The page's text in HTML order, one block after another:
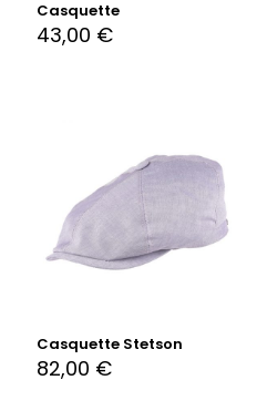
Casquette
43,00 €
Casquette Stetson
82,00 €